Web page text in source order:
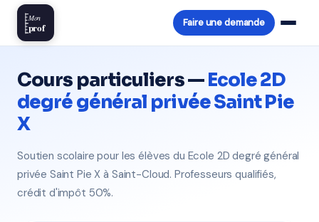
Mon
prof Faire une demande
Cours particuliers —Ecole 2D
degré général privée Saint Pie
X
Soutien scolaire pour les élèves du Ecole 2D degré général
privée Saint Pie X à Saint-Cloud. Professeurs qualifiés,
crédit d'impôt 50%.